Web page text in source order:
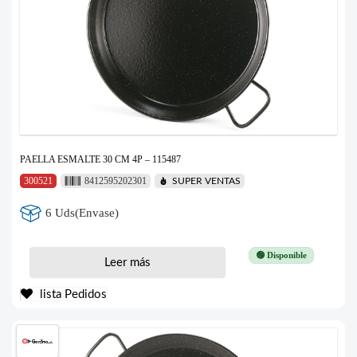
PAELLA ESMALTE 30 CM 4P – 115487
300521
8412595202301 SUPER VENTAS
6 Uds(Envase)
🟢 Disponible
Leer más
lista Pedidos